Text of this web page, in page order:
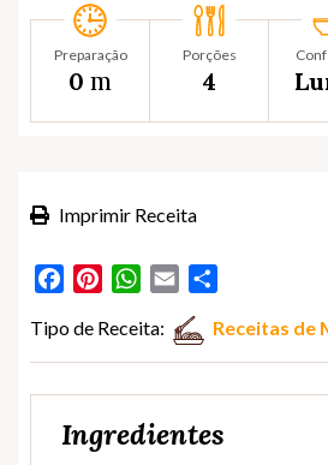
Preparação
0 m
Porções
4
Imprimir Receita
FacebookPinterestWhatsApp
Email
Tipo de Receita: Receitas de
Ingredientes